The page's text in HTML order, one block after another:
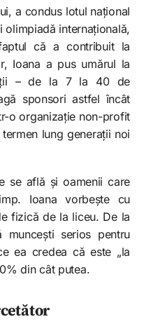
a condus lotul național
olimpiadă internațională,
că a contribuit la
Ioana a pus umărul la
– de la 7 la 40 de
sponsori astfel încât
o organizație non-profit
lung generații noi
se află și oamenii care
Ioana vorbește cu
fizică de la liceu. De la
serios pentru
ea credea că este „la
din cât putea.